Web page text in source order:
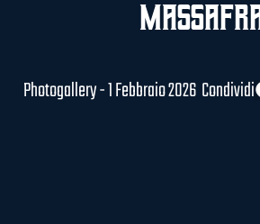
Massafra
Photogallery - 1 Febbraio 2026 Condividi